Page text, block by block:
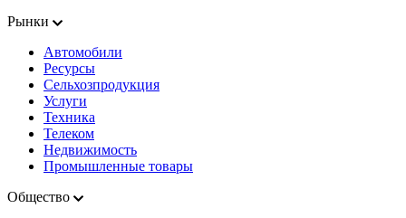
Рынки
Автомобили
Ресурсы
Сельхозпродукция
Услуги
Техника
Телеком
Недвижимость
Промышленные товары
Общество